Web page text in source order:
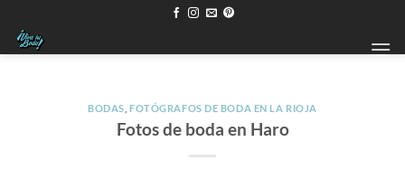
contenido
BODAS ,FOTÓGRAFOS DE BODA EN LA RIOJA
Fotos de boda en Haro